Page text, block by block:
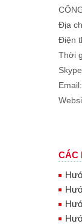
Địa
Điện
Thời
CÁC